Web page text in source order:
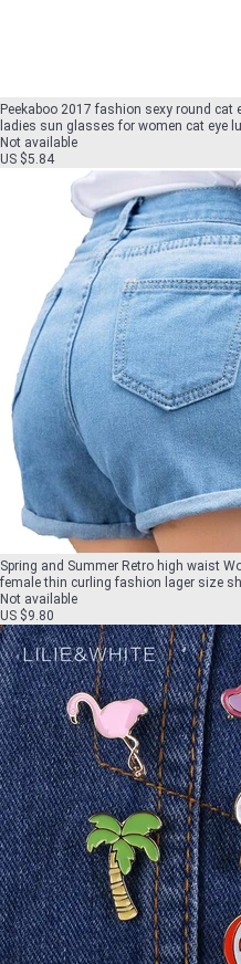
Peekaboo 2017 fashion sexy round
ladies sun glasses for women cat eye
Not available
US $5.84
Spring and Summer Retro high waist
female thin curling fashion lager size
Not available
US $9.80